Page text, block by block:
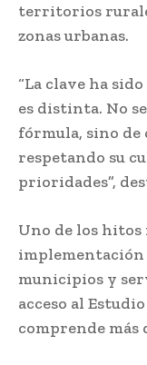
territorios
zonas urbanas.
“La clave ha
es distinta. No
fórmula, sino
respetando su
prioridades”,
Uno de los
implementación
municipios y
acceso al
comprende más